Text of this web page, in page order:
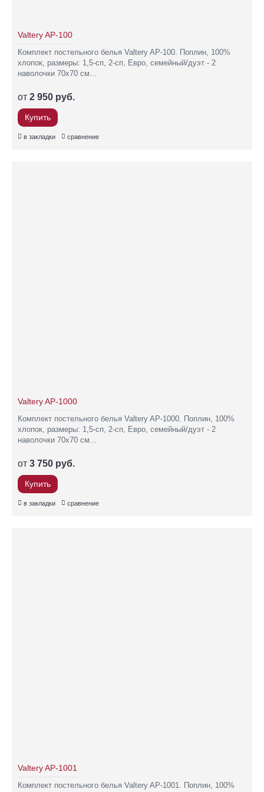
Valtery AP-100
Комплект постельного белья Valtery AP-100. Поплин, 100%
хлопок, размеры: 1,5-сп, 2-сп, Евро, семейный/дуэт - 2
наволочки 70х70 см...
от 2 950 руб.
Купить
в закладки сравнение
Valtery AP-1000
Комплект постельного белья Valtery AP-1000. Поплин, 100%
хлопок, размеры: 1,5-сп, 2-сп, Евро, семейный/дуэт - 2
наволочки 70х70 см...
от 3 750 руб.
Купить
в закладки сравнение
Valtery AP-1001
Комплект постельного белья Valtery AP-1001. Поплин, 100%